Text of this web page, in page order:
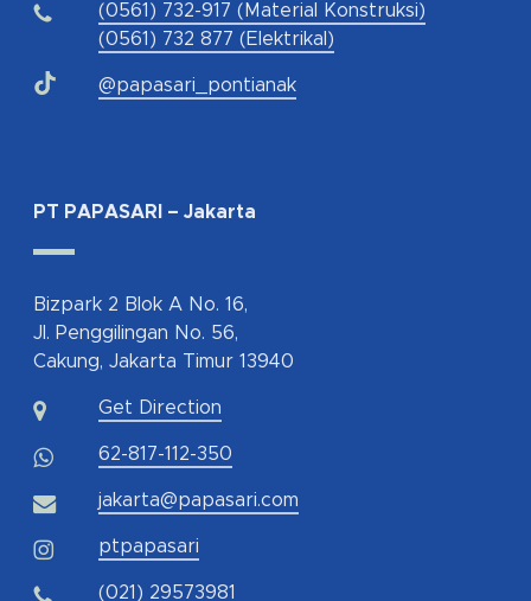
(0561) 732-917 (Material Konstruksi)
(0561) 732 877 (Elektrikal)
@papasari_pontianak
PT PAPASARI – Jakarta
Bizpark 2 Blok A No. 16,
Jl. Penggilingan No. 56,
Cakung, Jakarta Timur 13940
Get Direction
62-817-112-350
jakarta@papasari.com
ptpapasari
(021) 29573981